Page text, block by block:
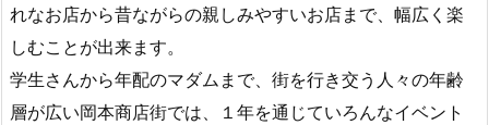
れなお店から昔ながらの親しみやすいお店まで、幅広く楽
しむことが出来ます。
学生さんから年配のマダムまで、街を行き交う人々の年齢
層が広い岡本商店街では、１年を通じていろんなイベント